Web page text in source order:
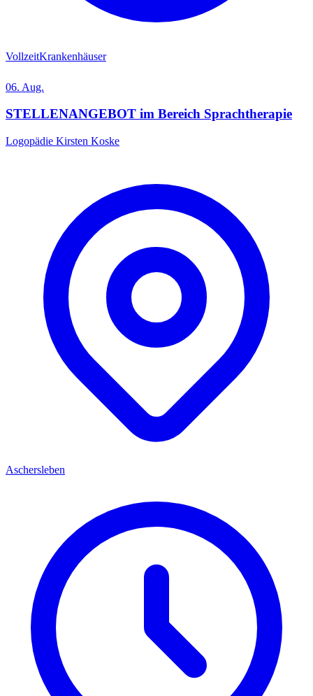
VollzeitKrankenhäuser
06. Aug.
STELLENANGEBOT im Bereich Sprachtherapie
Logopädie Kirsten Koske
Aschersleben